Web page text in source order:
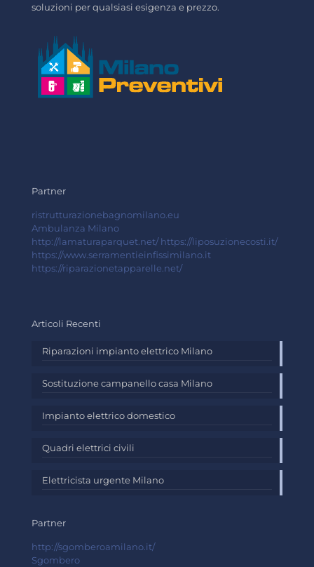
soluzioni per qualsiasi esigenza e prezzo.
Partner
ristrutturazionebagnomilano.eu
Ambulanza Milano
http://lamaturaparquet.net/ https://liposuzionecosti.it/
https://www.serramentieinfissimilano.it
https://riparazionetapparelle.net/
Articoli Recenti
Riparazioni impianto elettrico Milano
Sostituzione campanello casa Milano
Impianto elettrico domestico
Quadri elettrici civili
Elettricista urgente Milano
Partner
http://sgomberoamilano.it/
Sgombero